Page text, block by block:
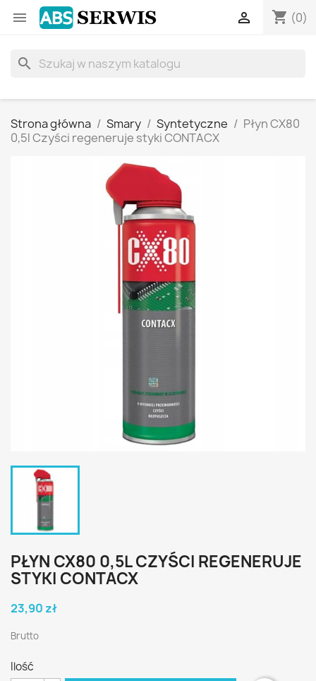
 shopping_cart (0)

search
Strona główna Smary Syntetyczne
Płyn CX80
0,5l Czyści regeneruje styki CONTACX
PŁYN CX80 0,5L CZYŚCI REGENERUJE
STYKI CONTACX
23,90 zł
Brutto
Ilość